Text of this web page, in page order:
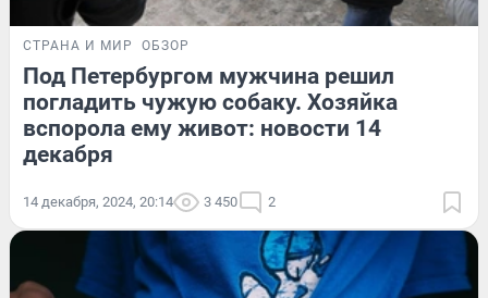
СТРАНА И МИР ОБЗОР
Под Петербургом мужчина решил
погладить чужую собаку. Хозяйка
вспорола ему живот: новости 14
декабря
14 декабря, 2024, 20:14 3 450 2